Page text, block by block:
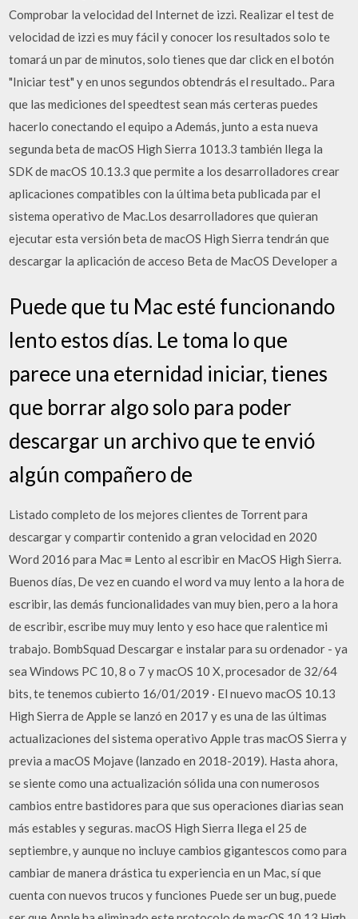
Comprobar la velocidad del Internet de izzi. Realizar el test de
velocidad de izzi es muy fácil y conocer los resultados solo te
tomará un par de minutos, solo tienes que dar click en el botón
"Iniciar test" y en unos segundos obtendrás el resultado.. Para
que las mediciones del speedtest sean más certeras puedes
hacerlo conectando el equipo a Además, junto a esta nueva
segunda beta de macOS High Sierra 1013.3 también llega la
SDK de macOS 10.13.3 que permite a los desarrolladores crear
aplicaciones compatibles con la última beta publicada par el
sistema operativo de Mac.Los desarrolladores que quieran
ejecutar esta versión beta de macOS High Sierra tendrán que
descargar la aplicación de acceso Beta de MacOS Developer a
Puede que tu Mac esté funcionando
lento estos días. Le toma lo que
parece una eternidad iniciar, tienes
que borrar algo solo para poder
descargar un archivo que te envió
algún compañero de
Listado completo de los mejores clientes de Torrent para
descargar y compartir contenido a gran velocidad en 2020
Word 2016 para Mac ≡ Lento al escribir en MacOS High Sierra.
Buenos días, De vez en cuando el word va muy lento a la hora de
escribir, las demás funcionalidades van muy bien, pero a la hora
de escribir, escribe muy muy lento y eso hace que ralentice mi
trabajo. BombSquad Descargar e instalar para su ordenador - ya
sea Windows PC 10, 8 o 7 y macOS 10 X, procesador de 32/64
bits, te tenemos cubierto 16/01/2019 · El nuevo macOS 10.13
High Sierra de Apple se lanzó en 2017 y es una de las últimas
actualizaciones del sistema operativo Apple tras macOS Sierra y
previa a macOS Mojave (lanzado en 2018-2019). Hasta ahora,
se siente como una actualización sólida una con numerosos
cambios entre bastidores para que sus operaciones diarias sean
más estables y seguras. macOS High Sierra llega el 25 de
septiembre, y aunque no incluye cambios gigantescos como para
cambiar de manera drástica tu experiencia en un Mac, sí que
cuenta con nuevos trucos y funciones Puede ser un bug, puede